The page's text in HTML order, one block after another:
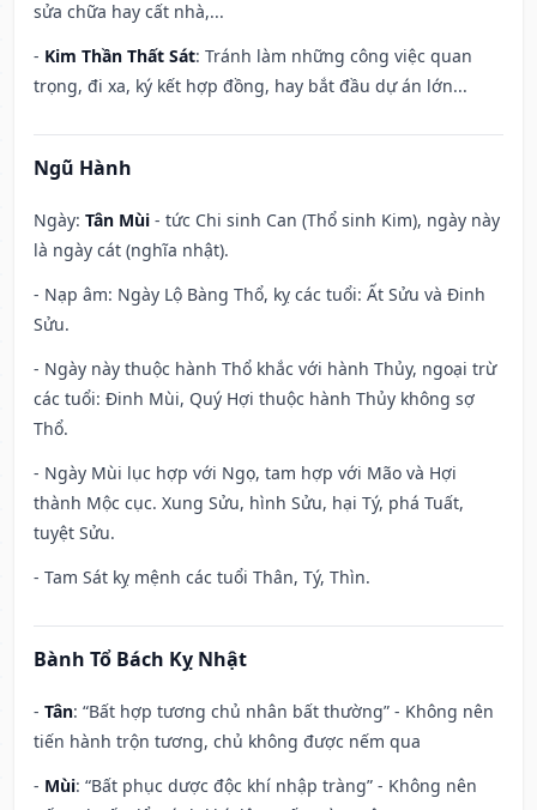
sửa chữa hay cất nhà,...
- Kim Thần Thất Sát: Tránh làm những công việc quan
trọng, đi xa, ký kết hợp đồng, hay bắt đầu dự án lớn...
Ngũ Hành
Ngày: Tân Mùi - tức Chi sinh Can (Thổ sinh Kim), ngày này
là ngày cát (nghĩa nhật).
- Nạp âm: Ngày Lộ Bàng Thổ, kỵ các tuổi: Ất Sửu và Đinh
Sửu.
- Ngày này thuộc hành Thổ khắc với hành Thủy, ngoại trừ
các tuổi: Đinh Mùi, Quý Hợi thuộc hành Thủy không sợ
Thổ.
- Ngày Mùi lục hợp với Ngọ, tam hợp với Mão và Hợi
thành Mộc cục. Xung Sửu, hình Sửu, hại Tý, phá Tuất,
tuyệt Sửu.
- Tam Sát kỵ mệnh các tuổi Thân, Tý, Thìn.
Bành Tổ Bách Kỵ Nhật
- Tân: “Bất hợp tương chủ nhân bất thường” - Không nên
tiến hành trộn tương, chủ không được nếm qua
- Mùi: “Bất phục dược độc khí nhập tràng” - Không nên